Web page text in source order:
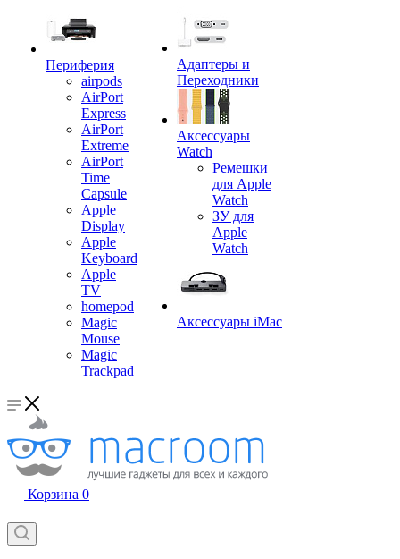
Периферия
airpods
AirPort
Express
AirPort
Extreme
AirPort
Time
Capsule
Apple
Display
Apple
Keyboard
Apple
TV
homepod
Magic
Mouse
Magic
Trackpad
Адаптеры и
Переходники
Аксессуары
Watch
Ремешки
для Apple
Watch
ЗУ для
Apple
Watch
Аксессуары iMac
Корзина 0